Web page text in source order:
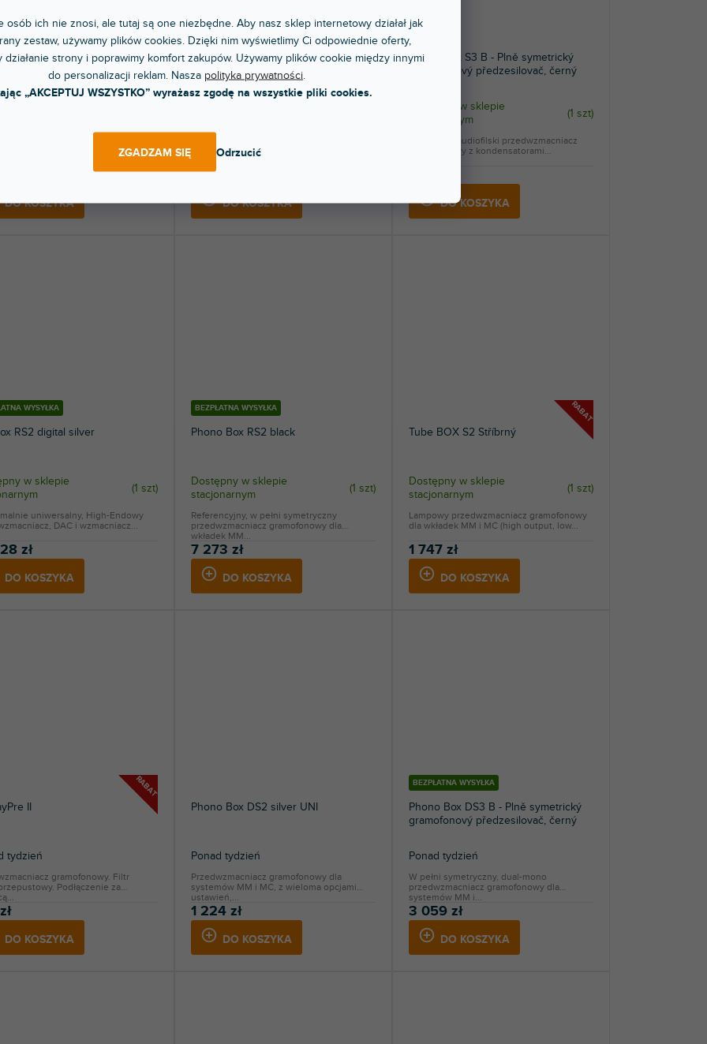
osób ich nie znosi, ale tutaj są one niezbędne. Aby nasz sklep internetowy działał jak
zestaw, używamy plików cookies. Dzięki nim wyświetlimy Ci odpowiednie oferty,
działanie strony i poprawimy komfort zakupów. Używamy plików cookie między innymi
do personalizacji reklam. Nasza polityka prywatności.
„AKCEPTUJ WSZYSTKO” wyrażasz zgodę na wszystkie pliki cookies.
Odrzucić
ZGADZAM SIĘ
Box E BT 5 black -
předzesilovač s
vysílačem, černý
DO KOSZYKA
MM z wyjściem liniowym i
Phono Box S3 B - Plně symetrický
gramofonový předzesilovač, stříbrný
1 747 zł
DO KOSZYKA
gramofonowy z kondensatorami.
Phono Box S3 B - Plně symetrický
gramofonový předzesilovač, černý
Dostępny w sklepie
stacjonarnym
(1 szt)
DO KOSZYKA
Wyjątkowy audiofilski przedwzmacniacz
gramofonowy z kondensatorami...
WYSYŁKA
RS2 digital silver
w sklepie
(1 szt)
zł
DO KOSZYKA
uniwersalny, High-Endowy
DAC i wzmacniacz...
BEZPŁATNA WYSYŁKA
Phono Box RS2 black
Dostępny w sklepie
stacjonarnym
(1 szt)
7 273 zł
DO KOSZYKA
Referencyjny, w pełni symetryczny
przedwzmacniacz gramofonowy dla
wkładek MM...
RABAT
Tube BOX S2 Stříbrný
Dostępny w sklepie
stacjonarnym
(1 szt)
1 747 zł
DO KOSZYKA
Lampowy przedwzmacniacz gramofonowy
dla wkładek MM i MC (high output, low...
RABAT
II
tydzień
DO KOSZYKA
gramofonowy. Filtr
Podłączenie za
Phono Box DS2 silver UNI
Ponad tydzień
1 224 zł
DO KOSZYKA
Przedwzmacniacz gramofonowy dla
systemów MM i MC, z wieloma opcjami
ustawień,...
BEZPŁATNA WYSYŁKA
Phono Box DS3 B - Plně symetrický
gramofonový předzesilovač, černý
Ponad tydzień
3 059 zł
DO KOSZYKA
W pełni symetryczny, dual-mono
przedwzmacniacz gramofonowy dla
systemów MM i...